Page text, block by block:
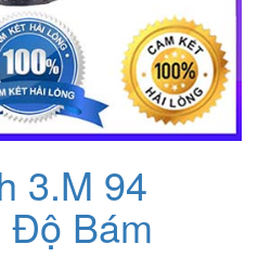
3.M 94
Độ Bám